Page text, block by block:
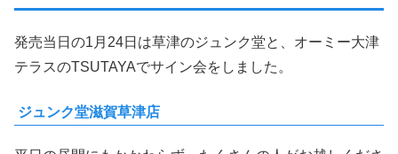
発売当日の1月24日は草津のジュンク堂と、オーミー大津
テラスのTSUTAYAでサイン会をしました。
ジュンク堂滋賀草津店